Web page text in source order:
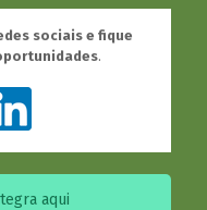
sociais e fique
.
aqui